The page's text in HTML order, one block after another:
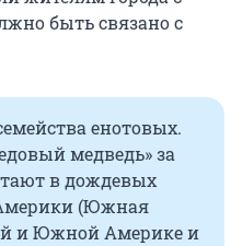
быть связано с
енотовых.
медведь» за
в дождевых
(Южная
и Южной Америке и